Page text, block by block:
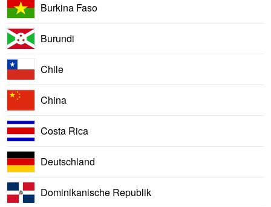
Burkina Faso
Burundi
Chile
China
Costa Rica
Deutschland
Dominikanische Republik